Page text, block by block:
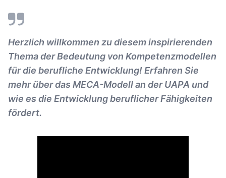
Herzlich willkommen zu diesem inspirierenden
Thema der Bedeutung von Kompetenzmodellen
für die berufliche Entwicklung! Erfahren Sie
mehr über das MECA-Modell an der UAPA und
wie es die Entwicklung beruflicher Fähigkeiten
fördert.